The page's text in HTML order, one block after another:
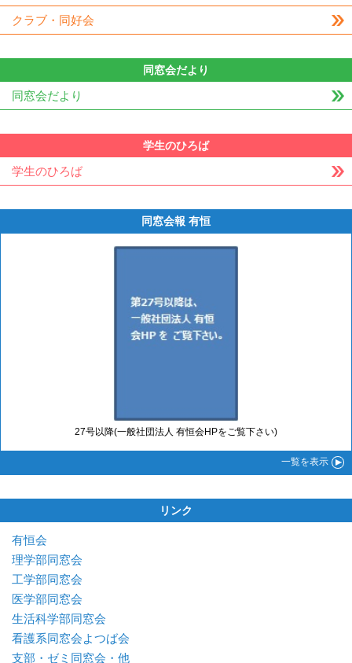
クラブ・同好会
同窓会だより
同窓会だより
学生のひろば
学生のひろば
同窓会報 有恒
27号以降(一般社団法人 有恒会HPをご覧下さい)
一覧を表示
リンク
有恒会
理学部同窓会
工学部同窓会
医学部同窓会
生活科学部同窓会
看護系同窓会よつば会
支部・ゼミ同窓会・他